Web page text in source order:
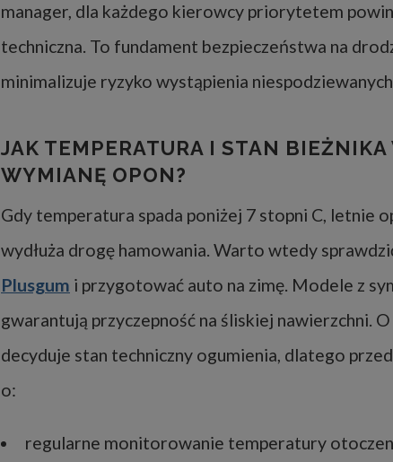
manager, dla każdego kierowcy priorytetem
techniczna. To fundament bezpieczeństwa na
minimalizuje ryzyko wystąpienia
JAK TEMPERATURA I STAN
WYMIANĘ OPON?
Gdy temperatura spada poniżej 7 stopni C, letnie
wydłuża drogę hamowania. Warto wtedy
Plusgum i przygotować auto na zimę. Modele z
gwarantują przyczepność na śliskiej nawierzchni.
decyduje stan techniczny ogumienia, dlatego
o:
regularne monitorowanie temperatury